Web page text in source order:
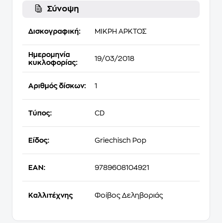
Σύνοψη
Δισκογραφική: ΜΙΚΡΗ ΑΡΚΤΟΣ
Ημερομηνία
κυκλοφορίας:
19/03/2018
Αριθμός δίσκων: 1
Τύπος: CD
Είδος: Griechisch Pop
EAN: 9789608104921
Καλλιτέχνης Φοίβος Δεληβοριάς